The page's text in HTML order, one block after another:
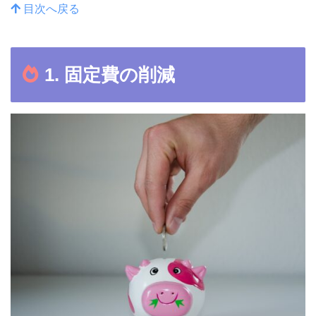
目次へ戻る
1. 固定費の削減